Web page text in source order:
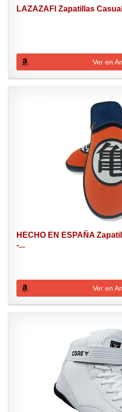
LAZAZAFI Zapatillas
Ver en
HECHO EN ESPAÑA
-...
Ver en